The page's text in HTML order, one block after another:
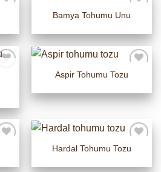
Bamya Tohumu Unu
Aspir Tohumu Tozu
Hardal Tohumu Tozu